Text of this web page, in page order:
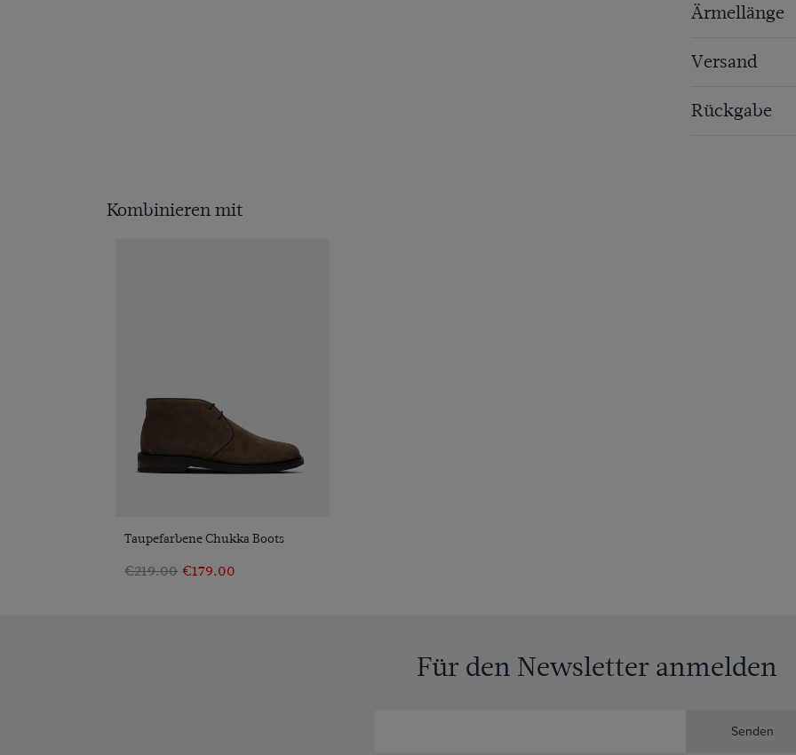
Ärmellänge
Versand
Rückgabe
Kombinieren mit
VORSCHAU
Taupefarbene Chukka Boots
€219.00 €179.00
Für den Newsletter anmelden
Senden